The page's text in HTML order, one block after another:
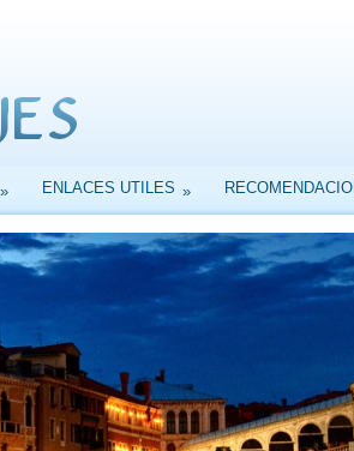
» ENLACES UTILES »